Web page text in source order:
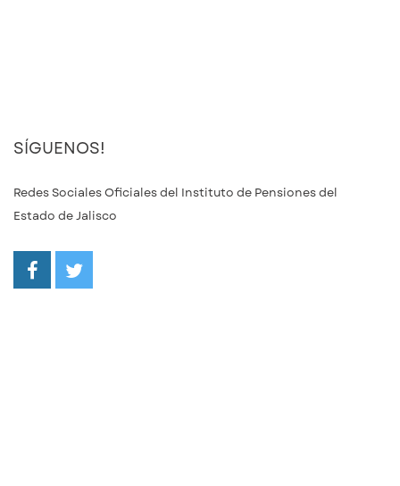
SÍGUENOS!
Redes Sociales Oficiales del Instituto de Pensiones del
Estado de Jalisco